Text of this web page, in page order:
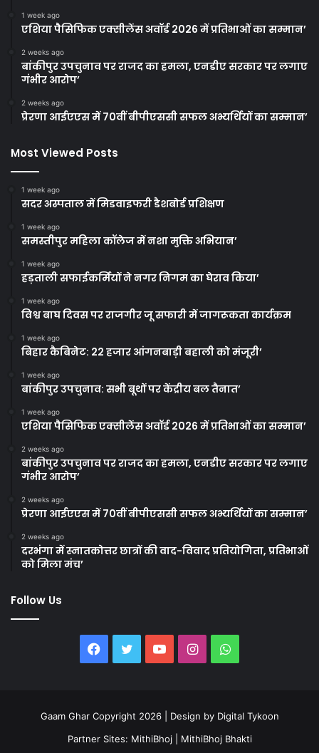
1 week ago
एशिया पैसिफिक एक्सीलेंस अवॉर्ड 2026 में प्रतिभाओं का सम्मान’
2 weeks ago
बांकीपुर उपचुनाव पर राजद का हमला, एनडीए सरकार पर लगाए
गंभीर आरोप’
2 weeks ago
प्रेरणा आईएएस में 70वीं बीपीएससी सफल अभ्यर्थियों का सम्मान’
Most Viewed Posts
1 week ago
सदर अस्पताल में मिडवाइफरी डैशबोर्ड प्रशिक्षण
1 week ago
समस्तीपुर महिला कॉलेज में नशा मुक्ति अभियान’
1 week ago
हड़ताली सफाईकर्मियों ने नगर निगम का घेराव किया’
1 week ago
विश्व बाघ दिवस पर राजगीर जू सफारी में जागरूकता कार्यक्रम
1 week ago
बिहार कैबिनेट: 22 हजार आंगनबाड़ी बहाली को मंजूरी’
1 week ago
बांकीपुर उपचुनाव: सभी बूथों पर केंद्रीय बल तैनात’
1 week ago
एशिया पैसिफिक एक्सीलेंस अवॉर्ड 2026 में प्रतिभाओं का सम्मान’
2 weeks ago
बांकीपुर उपचुनाव पर राजद का हमला, एनडीए सरकार पर लगाए
गंभीर आरोप’
2 weeks ago
प्रेरणा आईएएस में 70वीं बीपीएससी सफल अभ्यर्थियों का सम्मान’
2 weeks ago
दरभंगा में स्नातकोत्तर छात्रों की वाद-विवाद प्रतियोगिता, प्रतिभाओं
को मिला मंच’
Follow Us
Facebook
TwitterYouTubeInstagramWhatsApp
Gaam Ghar Copyright 2026 | Design by Digital Tykoon
Partner Sites: MithiBhoj MithiBhoj Bhakti